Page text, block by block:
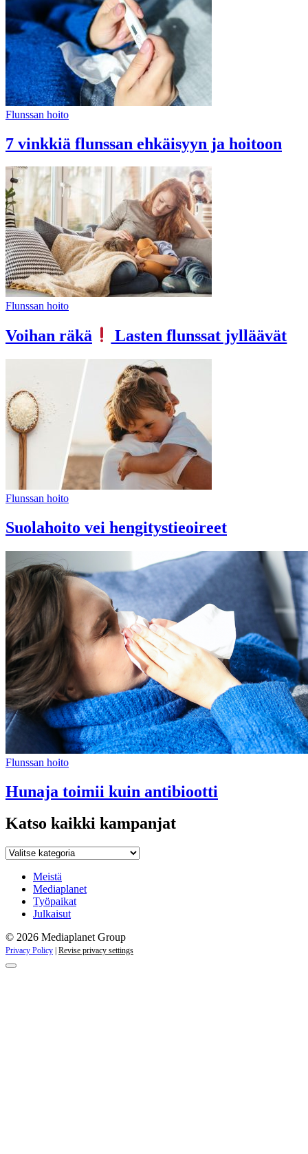
Flunssan hoito
7 vinkkiä flunssan ehkäisyyn ja hoitoon
Flunssan hoito
Voihan räkä Lasten flunssat jylläävät
Flunssan hoito
Suolahoito vei hengitystieoireet
Flunssan hoito
Hunaja toimii kuin antibiootti
Katso kaikki kampanjat
Katso
kampanjat
Meistä
Mediaplanet
Työpaikat
Julkaisut
© 2026 Mediaplanet Group
Privacy Policy Revise privacy settings